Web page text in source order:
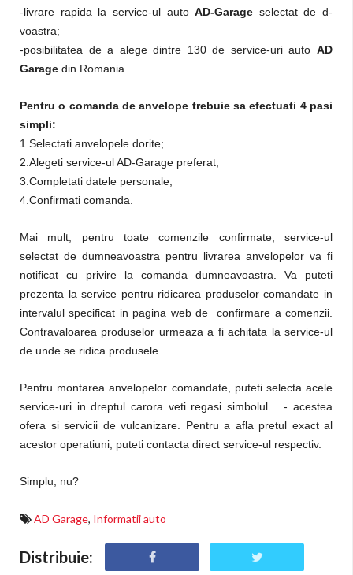
-livrare rapida la service-ul autoAD-Garage selectat de d-
voastra;
-posibilitatea de a alege dintre 130 de service-uri auto AD
Garage din Romania.
Pentru o comanda de anvelope trebuie sa efectuati 4 pasi
simpli:
1.Selectati anvelopele dorite;
2.Alegeti service-ul AD-Garage preferat;
3.Completati datele personale;
4.Confirmati comanda.
Mai mult, pentru toate comenzile confirmate, service-ul
selectat de dumneavoastra pentru livrarea anvelopelor va fi
notificat cu privire la comanda dumneavoastra. Va puteti
prezenta la service pentru ridicarea produselor comandate in
intervalul specificat in pagina web de confirmare a comenzii.
Contravaloarea produselor urmeaza a fi achitata la service-ul
de unde se ridica produsele.
Pentru montarea anvelopelor comandate, puteti selecta acele
service-uri in dreptul carora veti regasi simbolul
- acestea
ofera si servicii de vulcanizare. Pentru a afla pretul exact al
acestor operatiuni, puteti contacta direct service-ul respectiv.
Simplu, nu?
AD Garage, Informatii auto
Distribuie: